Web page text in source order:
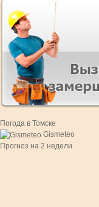
Погода в Томске
Gismeteo
Прогноз на 2 недели